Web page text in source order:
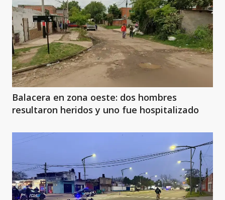
Balacera en zona oeste: dos hombres
resultaron heridos y uno fue hospitalizado